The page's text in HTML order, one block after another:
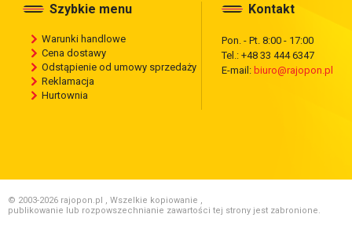
Szybkie menu
Warunki handlowe
Cena dostawy
Odstąpienie od umowy sprzedaży
Reklamacja
Hurtownia
Kontakt
Pon. - Pt. 8:00 - 17:00
Tel.: +48 33 444 6347
E-mail: biuro@rajopon.pl
© 2003-2026 rajopon.pl , Wszelkie kopiowanie ,
publikowanie lub rozpowszechnianie zawartości tej strony jest zabronione.